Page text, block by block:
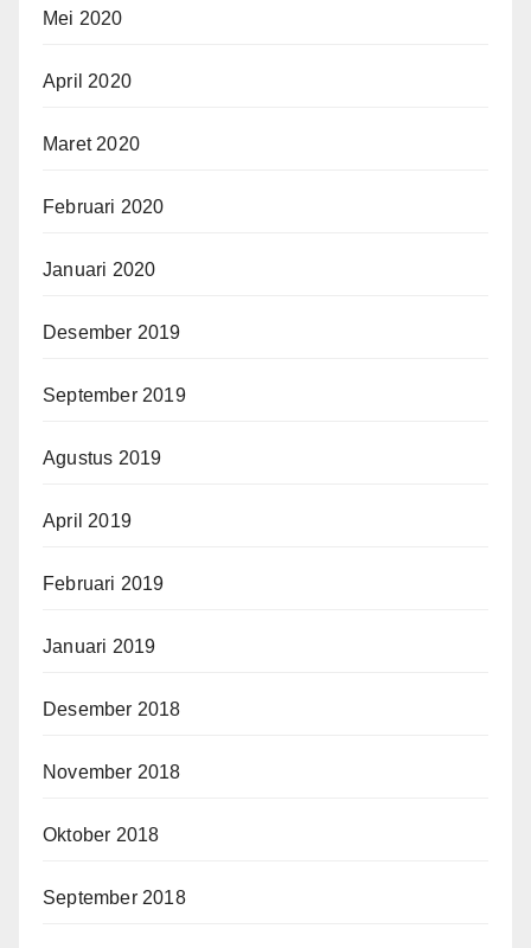
Mei 2020
April 2020
Maret 2020
Februari 2020
Januari 2020
Desember 2019
September 2019
Agustus 2019
April 2019
Februari 2019
Januari 2019
Desember 2018
November 2018
Oktober 2018
September 2018